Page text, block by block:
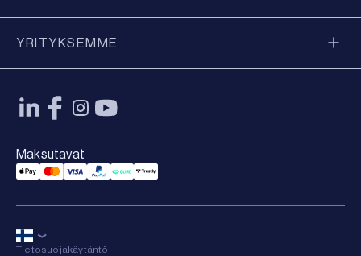
YRITYKSEMME
Maksutavat
Applepay Payment
Mastercard Payment
Visa Payment
Paypal Payment
Qliro Payment
Trustly Payment
Tietosuojakäytäntö